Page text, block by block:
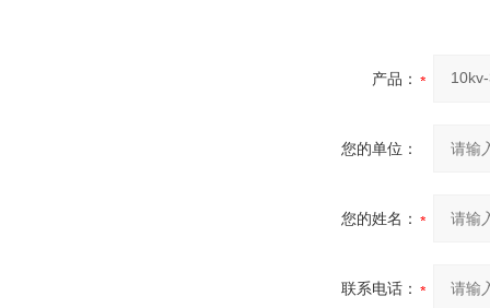
产品：
您的单位：
您的姓名：
联系电话：